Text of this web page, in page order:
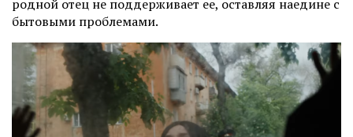
родной отец не поддерживает ее, оставляя наедине с
бытовыми проблемами.